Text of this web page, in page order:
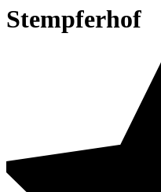
Stempferhof